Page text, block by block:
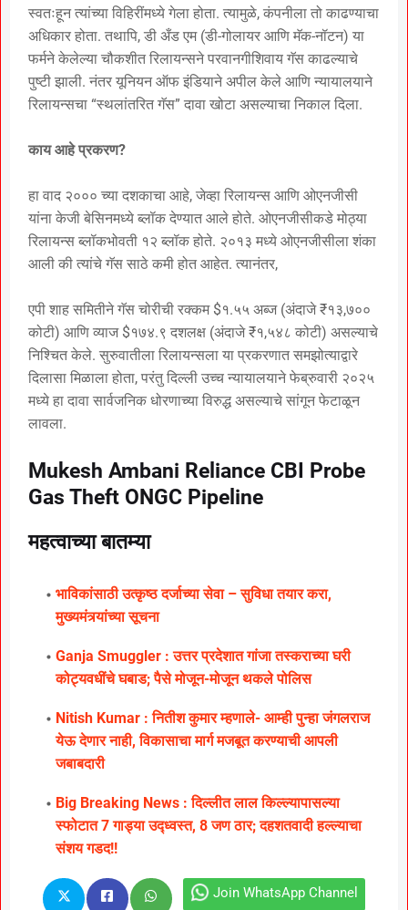
स्वतःहून त्यांच्या विहिरींमध्ये गेला होता. त्यामुळे, कंपनीला तो काढण्याचा
अधिकार होता. तथापि, डी अँड एम (डी-गोलायर आणि मॅक-नॉटन) या
फर्मने केलेल्या चौकशीत रिलायन्सने परवानगीशिवाय गॅस काढल्याचे
पुष्टी झाली. नंतर यूनियन ऑफ इंडियाने अपील केले आणि न्यायालयाने
रिलायन्सचा “स्थलांतरित गॅस” दावा खोटा असल्याचा निकाल दिला.
काय आहे प्रकरण?
हा वाद २००० च्या दशकाचा आहे, जेव्हा रिलायन्स आणि ओएनजीसी
यांना केजी बेसिनमध्ये ब्लॉक देण्यात आले होते. ओएनजीसीकडे मोठ्या
रिलायन्स ब्लॉकभोवती १२ ब्लॉक होते. २०१३ मध्ये ओएनजीसीला शंका
आली की त्यांचे गॅस साठे कमी होत आहेत. त्यानंतर,
एपी शाह समितीने गॅस चोरीची रक्कम $१.५५ अब्ज (अंदाजे ₹१३,७००
कोटी) आणि व्याज $१७४.९ दशलक्ष (अंदाजे ₹१,५४८ कोटी) असल्याचे
निश्चित केले. सुरुवातीला रिलायन्सला या प्रकरणात समझोत्याद्वारे
दिलासा मिळाला होता, परंतु दिल्ली उच्च न्यायालयाने फेब्रुवारी २०२५
मध्ये हा दावा सार्वजनिक धोरणाच्या विरुद्ध असल्याचे सांगून फेटाळून
लावला.
Mukesh Ambani Reliance CBI Probe
Gas Theft ONGC Pipeline
महत्वाच्या बातम्या
भाविकांसाठी उत्कृष्ठ दर्जाच्या सेवा – सुविधा तयार करा,
मुख्यमंत्र्यांच्या सूचना
Ganja Smuggler : उत्तर प्रदेशात गांजा तस्कराच्या घरी
कोट्यवधींचे घबाड; पैसे मोजून-मोजून थकले पोलिस
Nitish Kumar : नितीश कुमार म्हणाले- आम्ही पुन्हा जंगलराज
येऊ देणार नाही, विकासाचा मार्ग मजबूत करण्याची आपली
जबाबदारी
Big Breaking News : दिल्लीत लाल किल्ल्यापासल्या
स्फोटात 7 गाड्या उद्ध्वस्त, 8 जण ठार; दहशतवादी हल्ल्याचा
संशय गडद!!
Join WhatsApp Channel